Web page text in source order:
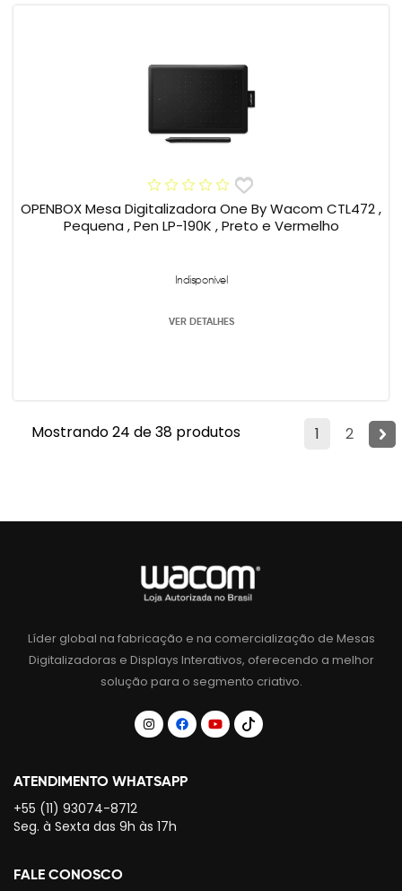
OPENBOX Mesa Digitalizadora One By Wacom CTL472 ,
Pequena , Pen LP-190K , Preto e Vermelho
Indisponível
VER DETALHES
1 2
Mostrando 24 de 38 produtos
Líder global na fabricação e na comercialização de Mesas
Digitalizadoras e Displays Interativos, oferecendo a melhor
solução para o segmento criativo.
ATENDIMENTO WHATSAPP
+55 (11) 93074-8712
Seg. à Sexta das 9h às 17h
FALE CONOSCO